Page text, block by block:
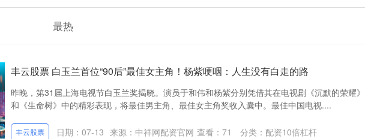
最热
丰云股票 白玉兰首位“90后”最佳女主角！杨紫哽咽：人生没有白走的路
昨晚，第31届上海电视节白玉兰奖揭晓。演员于和伟和杨紫分别凭借其在电视剧《沉默的荣耀》
和《生命树》中的精彩表现，将最佳男主角、最佳女主角奖收入囊中。最佳中国电视....
丰云股票 日期：07-13 来源：中祥网配资官网 查看： 71 分类： 配资10倍杠杆